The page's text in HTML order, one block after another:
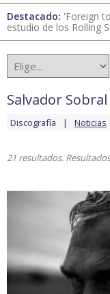
Destacado: 'Foreign
estudio de los Rolling
Salvador Sobral
Discografía Noticias
21 resultados.